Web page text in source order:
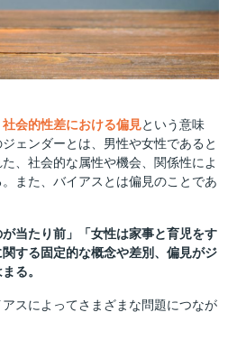
会的性差における偏見という意味
ェンダーとは、男性や女性であると
、社会的な属性や機会、関係性によ
また、バイアスとは偏見のことであ
が当たり前」「女性は家事と育児をす
する固定的な概念や差別、偏見がジ
る。
スによってさまざまな問題につなが